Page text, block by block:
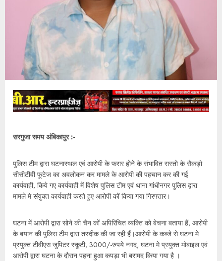
सरगुजा समय अंबिकापुर :-
पुलिस टीम द्वारा घटनास्थल एवं आरोपी के फरार होने के संभावित रास्तो के सैकड़ो
सीसीटीवी फूटेज का अवलोकन कर मामले के आरोपी की पहचान कर की गई
कार्यवाही, किये गए कार्यवाही में विशेष पुलिस टीम एवं थाना गांधीनगर पुलिस द्वारा
मामले मे संयुक्त कार्यवाही करते हुए आरोपी कों किया गया गिरफ्तार।
घटना में आरोपी द्वारा सोने की चैन कों अपिरिचित व्यक्ति को बेचना बताया हैं, आरोपी
के बयान की पुलिस टीम द्वारा तस्दीक की जा रही हैं।आरोपी के कब्जे से घटना मे
प्रयुक्त टीवीएस जुपिटर स्कूटी, 3000/-रुपये नगद, घटना मे प्रयुक्त मोबाइल एवं
आरोपी द्वारा घटना के दौरान पहना हुआ कपड़ा भी बरामद किया गया है ।